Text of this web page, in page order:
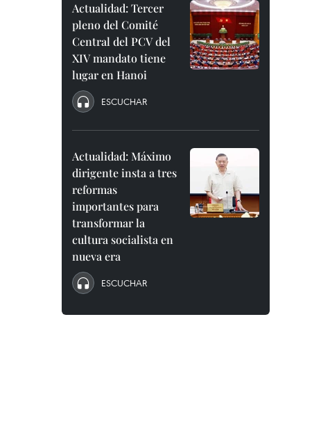
Actualidad: Tercer
pleno del Comité
Central del PCV del
XIV mandato tiene
lugar en Hanoi
ESCUCHAR
Actualidad: Máximo
dirigente insta a tres
reformas
importantes para
transformar la
cultura socialista en
nueva era
ESCUCHAR